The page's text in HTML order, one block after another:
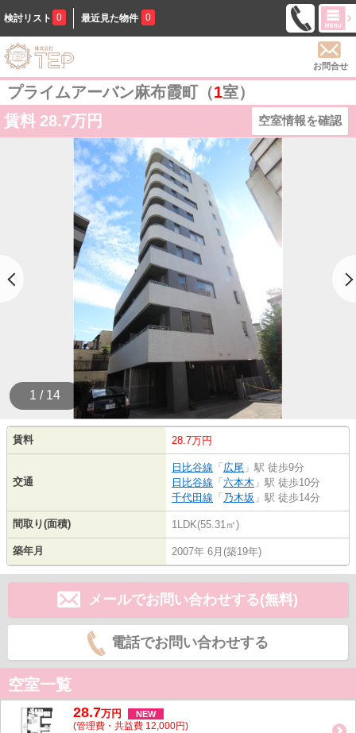
検討リスト 0 最近見た物件 0
お問合せ
プライムアーバン麻布霞町（1室）
賃料 28.7万円 空室情報を確認
1 / 14
賃料 28.7万円
交通
日比谷線 「 広尾 」駅 徒歩9分
日比谷線 「 六本木 」駅 徒歩10分
千代田線 「 乃木坂 」駅 徒歩14分
間取り(面積) 1LDK(55.31㎡)
築年月 2007年 6月(築19年)
メールでお問い合わせする(無料)
電話でお問い合わせする
空室一覧
28.7万円 NEW
(管理費・共益費 12,000円)